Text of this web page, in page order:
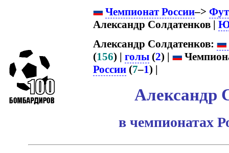
Чемпионат России–>
Александр Солдатенков |
Александр Солдатенков:
(156) | голы (2) |
России (7–1) |
Александр
в чемпионатах